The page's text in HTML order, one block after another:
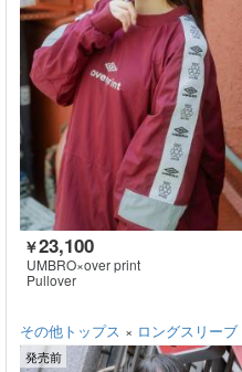
￥23,100
UMBRO×over print
Pullover
その他トップス × ロングスリーブ
発売前